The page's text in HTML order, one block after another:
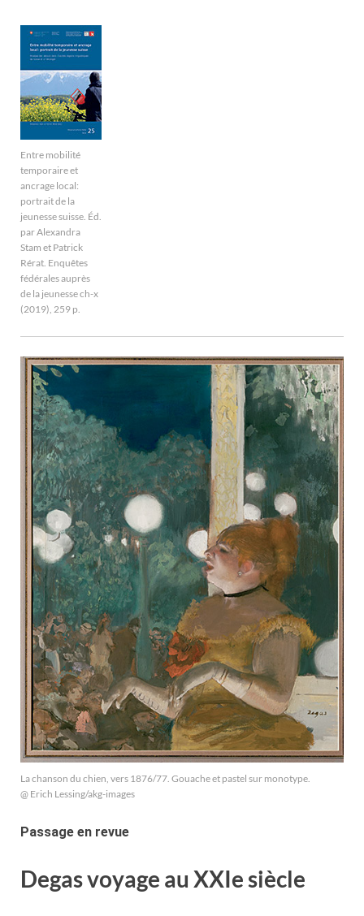
Entre mobilité
temporaire et
ancrage local:
portrait de la
jeunesse suisse. Éd.
par Alexandra
Stam et Patrick
Rérat. Enquêtes
fédérales auprès
de la jeunesse ch-x
(2019), 259 p.
La chanson du chien, vers 1876/77. Gouache et pastel sur monotype.
@ Erich Lessing/akg-images
Passage en revue
Degas voyage au XXIe siècle